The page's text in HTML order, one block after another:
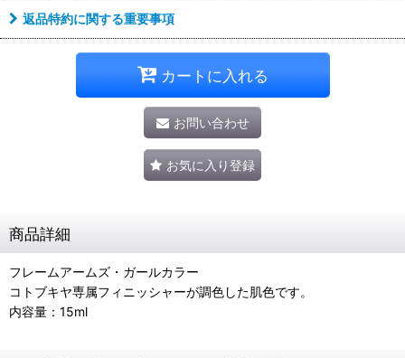
返品特約に関する重要事項
カートに入れる
お問い合わせ
お気に入り登録
商品詳細
フレームアームズ・ガールカラー
コトブキヤ専属フィニッシャーが調色した肌色です。
内容量：15ml